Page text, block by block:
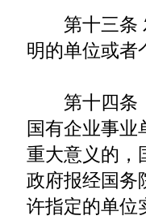
第十三条
明的单位或者
第十四条
国有企业事业
重大意义的，
政府报经国务
许指定的单位